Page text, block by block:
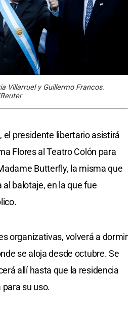
Villarruel y Guillermo Francos.
el presidente libertario asistirá
Flores al Teatro Colón para
Butterfly, la misma que
al balotaje, en la que fue
organizativas, volverá a dormir
se aloja desde octubre. Se
allí hasta que la residencia
su uso.